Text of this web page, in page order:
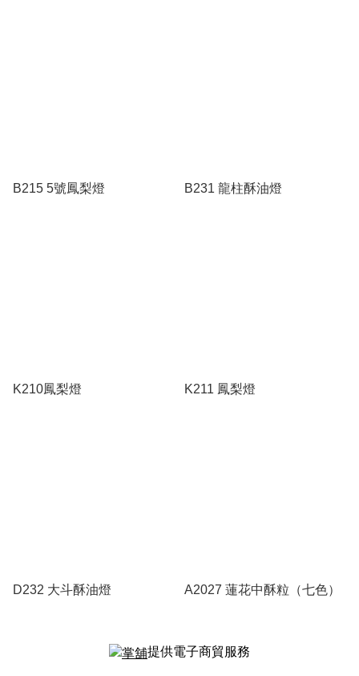
B215 5號鳳梨燈 B231 龍柱酥油燈
K210鳳梨燈 K211 鳳梨燈
D232 大斗酥油燈 A2027 蓮花中酥粒（七色）
提供電子商貿服務